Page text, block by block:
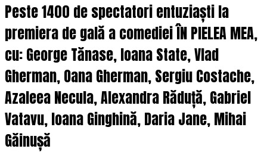
Peste 1400 de spectatori entuziaști la
premiera de gală a comediei ÎN PIELEA MEA,
cu: George Tănase, Ioana State, Vlad
Gherman, Oana Gherman, Sergiu Costache,
Azaleea Necula, Alexandra Răduță, Gabriel
Vatavu, Ioana Ginghină, Daria Jane, Mihai
Găinușă